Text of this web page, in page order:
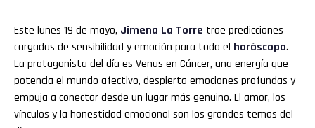
Este lunes 19 de mayo, Jimena La Torre trae predicciones
cargadas de sensibilidad y emoción para todo el horóscopo.
La protagonista del día es Venus en Cáncer, una energía que
potencia el mundo afectivo, despierta emociones profundas y
empuja a conectar desde un lugar más genuino. El amor, los
vínculos y la honestidad emocional son los grandes temas del